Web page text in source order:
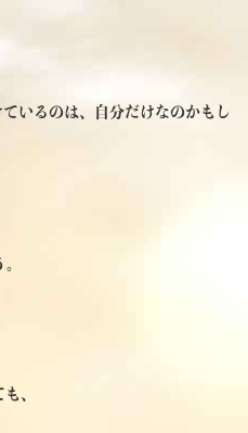
いるのは、自分だけなのかもし
、